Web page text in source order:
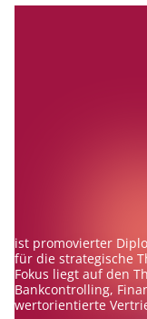
ist promovierter
für die strategische
Fokus liegt auf den
Bankcontrolling,
wertorientierte